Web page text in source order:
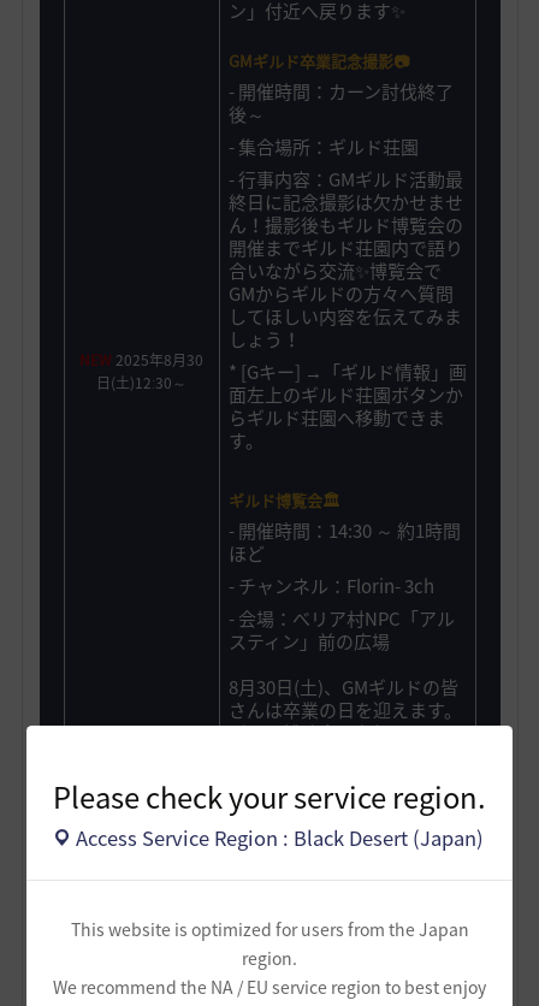
Please check your service region.
Access Service Region : Black Desert (Japan)
This website is optimized for users from the Japan
region.
We recommend the NA / EU service region to best enjoy
NEW2025年8月30
日(土)12ː30～
ン」付近へ戻ります✨
GMギルド卒業記念撮影📷
-開催時間：カーン討伐終了
後～
- 集合場所：ギルド荘園
- 行事内容：GMギルド活動最
終日に記念撮影は欠かせませ
ん！撮影後もギルド博覧会の
開催までギルド荘園内で語り
合いながら交流✨博覧会で
GMからギルドの方々へ質問
してほしい内容を伝えてみま
しょう！
* [Gキー] →「ギルド情報」画
面左上のギルド荘園ボタンか
らギルド荘園へ移動できま
す。
ギルド博覧会🏛️
- 開催時間：14:30 ～ 約1時間
ほど
- チャンネル：Florin- 3ch
- 会場：べリア村NPC「アル
スティン」前の広場
8月30日(土)、GMギルドの皆
さんは卒業の日を迎えます。
ギルド博覧会に参加して、
う！会場で素敵なギルドとの
出会いがあることを祈ってい
ます✨️
GMギルド活動最終日！
敵な思い出で彩りましょ